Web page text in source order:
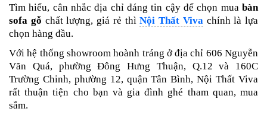
Tìm hiểu, cân nhắc địa chỉ đáng tin cậy để chọn muabàn
sofa gỗ chất lượng, giá rẻ thìNội Thất Viva chính là lựa
chọn hàng đầu.
Với hệ thống showroom hoành tráng ở địa chỉ 606 Nguyễn
Văn Quá, phường Đông Hưng Thuận, Q.12 và 160C
Trường Chinh, phường 12, quận Tân Bình, Nội Thất Viva
rất thuận tiện cho bạn và gia đình ghé tham quan, mua
sắm.